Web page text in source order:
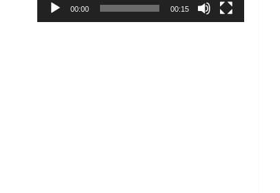
00:00 00:15